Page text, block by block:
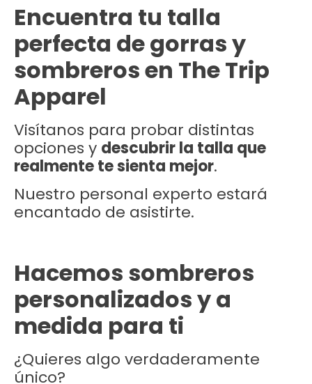
Encuentra tu talla
perfecta de gorras y
sombreros en The Trip
Apparel
Visítanos para probar distintas
opciones y descubrir la talla que
realmente te sienta mejor.
Nuestro personal experto estará
encantado de asistirte.
Hacemos sombreros
personalizados y a
medida para ti
¿Quieres algo verdaderamente
único?